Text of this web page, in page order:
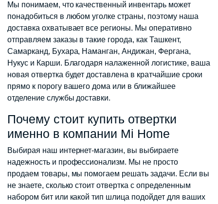
Мы понимаем, что качественный инвентарь может
понадобиться в любом уголке страны, поэтому наша
доставка охватывает все регионы. Мы оперативно
отправляем заказы в такие города, как Ташкент,
Самарканд, Бухара, Наманган, Андижан, Фергана,
Нукус и Карши. Благодаря налаженной логистике, ваша
новая отвертка будет доставлена в кратчайшие сроки
прямо к порогу вашего дома или в ближайшее
отделение службы доставки.
Почему стоит купить отвертки
именно в компании Mi Home
Выбирая наш интернет-магазин, вы выбираете
надежность и профессионализм. Мы не просто
продаем товары, мы помогаем решать задачи. Если вы
не знаете, сколько стоит отвертка с определенным
набором бит или какой тип шлица подойдет для ваших